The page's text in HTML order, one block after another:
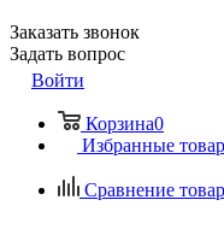
Заказать звонок
Задать вопрос
Войти
Корзина0
Избранные
Сравнение